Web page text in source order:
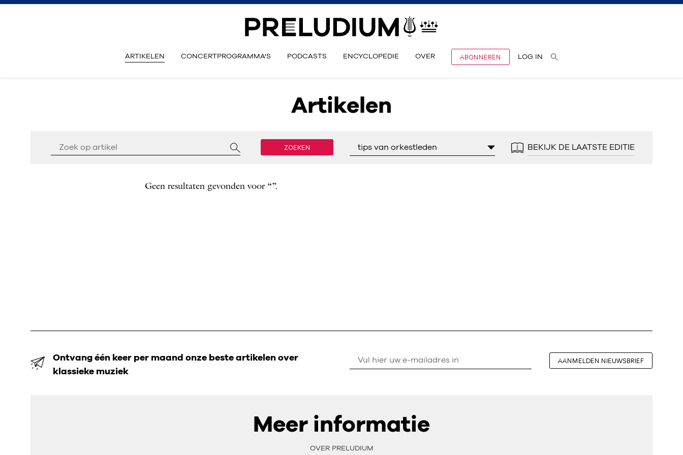
ARTIKELEN CONCERTPROGRAMMA'S PODCASTS ENCYCLOPEDIE OVER ABONNEREN LOG IN
Artikelen
ZOEKEN tips van orkestleden BEKIJK DE LAATSTE EDITIE
Geen resultaten gevonden voor “”.
Ontvang één keer per maand onze beste artikelen over
klassieke muziek
AANMELDEN NIEUWSBRIEF
Meer informatie
OVER PRELUDIUM